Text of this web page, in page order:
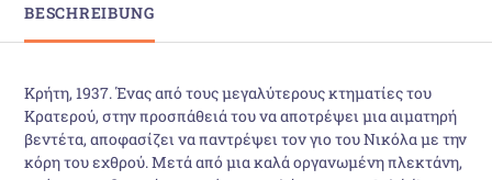
BESCHREIBUNG
Κρήτη, 1937. Ένας από τους μεγαλύτερους κτηματίες του
Κρατερού, στην προσπάθειά του να αποτρέψει μια αιματηρή
βεντέτα, αποφασίζει να παντρέψει τον γιο του Νικόλα με την
κόρη του εχθρού. Μετά από μια καλά οργανωμένη πλεκτάνη,